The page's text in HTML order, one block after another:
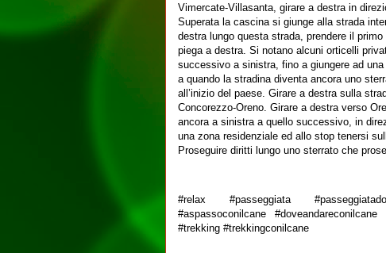
Vimercate-Villasanta, girare a destra in
Superata la cascina si giunge alla strada
destra lungo questa strada, prendere il
piega a destra. Si notano alcuni orticelli
successivo a sinistra, fino a giungere ad
a quando la stradina diventa ancora uno
all’inizio del paese. Girare a destra sulla
Concorezzo-Oreno. Girare a destra verso
ancora a sinistra a quello successivo, in
una zona residenziale ed allo stop tenersi
Proseguire diritti lungo uno sterrato che
#relax #passeggiata
#aspassoconilcane
#trekking #trekkingconilcane